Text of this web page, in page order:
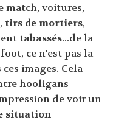
match, voitures,
, tirs de mortiers,
tabassés...de la
ce n'est pas la
images. Cela
hooligans
de voir un
situation